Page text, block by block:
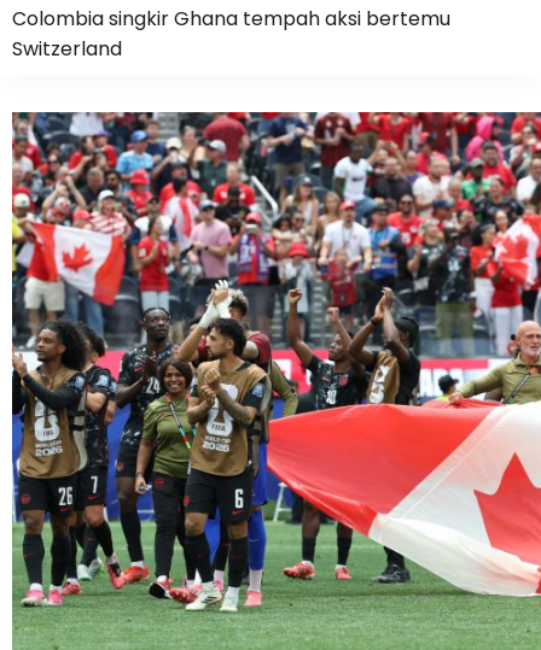
Colombia singkir Ghana tempah aksi bertemu
Switzerland